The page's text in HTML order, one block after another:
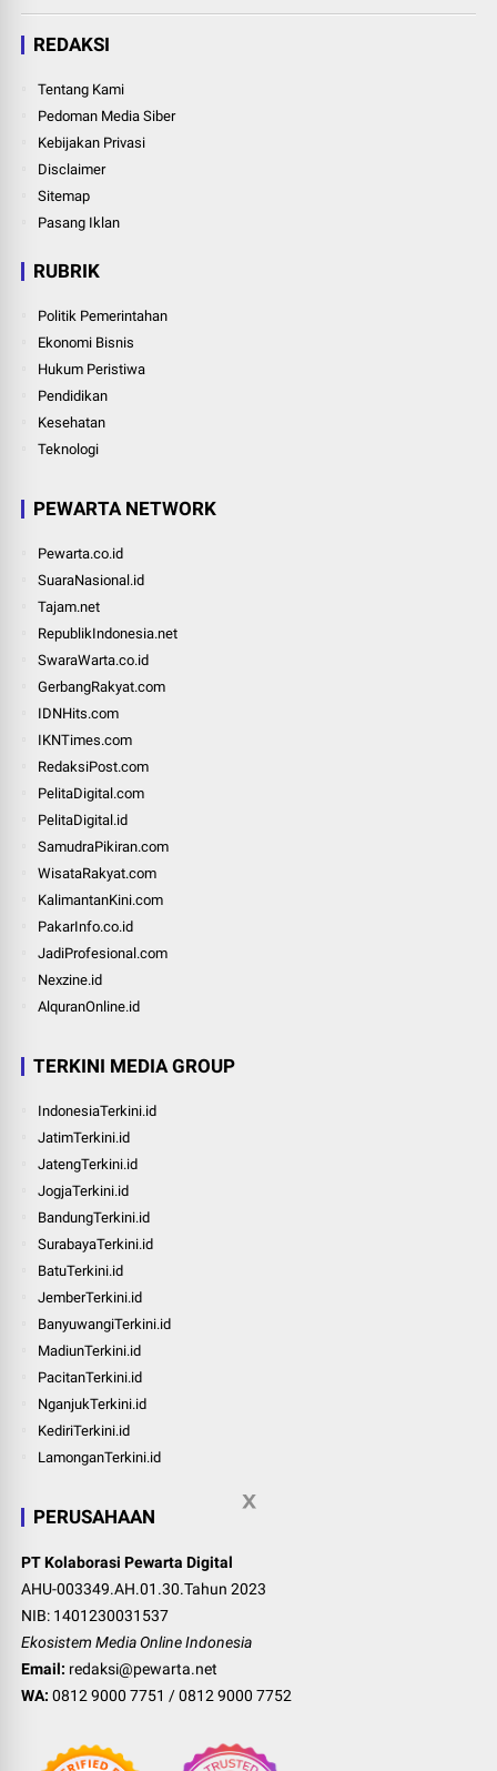
REDAKSI
Tentang Kami
Pedoman Media Siber
Kebijakan Privasi
Disclaimer
Sitemap
Pasang Iklan
RUBRIK
Politik Pemerintahan
Ekonomi Bisnis
Hukum Peristiwa
Pendidikan
Kesehatan
Teknologi
PEWARTA NETWORK
Pewarta.co.id
SuaraNasional.id
Tajam.net
RepublikIndonesia.net
SwaraWarta.co.id
GerbangRakyat.com
IDNHits.com
IKNTimes.com
RedaksiPost.com
PelitaDigital.com
PelitaDigital.id
SamudraPikiran.com
WisataRakyat.com
KalimantanKini.com
PakarInfo.co.id
JadiProfesional.com
Nexzine.id
AlquranOnline.id
TERKINI MEDIA GROUP
IndonesiaTerkini.id
JatimTerkini.id
JatengTerkini.id
JogjaTerkini.id
BandungTerkini.id
SurabayaTerkini.id
BatuTerkini.id
JemberTerkini.id
BanyuwangiTerkini.id
MadiunTerkini.id
PacitanTerkini.id
NganjukTerkini.id
KediriTerkini.id
LamonganTerkini.id
PERUSAHAAN
PT Kolaborasi Pewarta Digital
AHU-003349.AH.01.30.Tahun 2023
NIB: 1401230031537
Ekosistem Media Online Indonesia
Email: redaksi@pewarta.net
WA: 0812 9000 7751 /0812 9000 7752